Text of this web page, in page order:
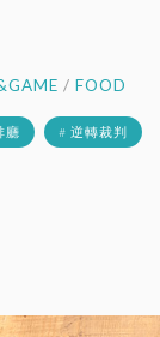
/ FOOD
廳 # 逆轉裁判